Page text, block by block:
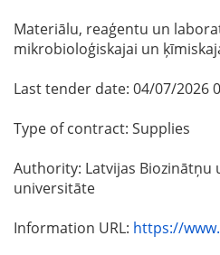
Materiālu, reaģentu un
mikrobioloģiskajai un
Last tender date: 04/07/2026
Type of contract: Supplies
Authority: Latvijas Biozinātņu
universitāte
Information URL: https://